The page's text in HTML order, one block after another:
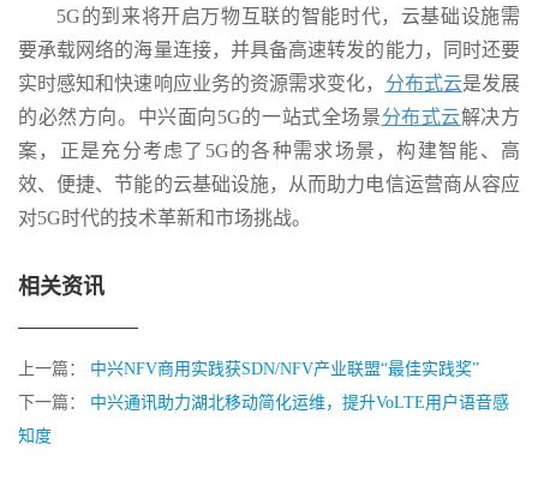
5G的到来将开启万物互联的智能时代，云基础设施需
要承载网络的海量连接，并具备高速转发的能力，同时还要
实时感知和快速响应业务的资源需求变化， 分布式云是发展
的必然方向。中兴面向5G的一站式全场景分布式云解决方
案，正是充分考虑了5G的各种需求场景，构建智能、高
效、便捷、节能的云基础设施，从而助力电信运营商从容应
对5G时代的技术革新和市场挑战。
相关资讯
上一篇： 中兴NFV商用实践获SDN/NFV产业联盟“最佳实践奖”
下一篇： 中兴通讯助力湖北移动简化运维，提升VoLTE用户语音感
知度